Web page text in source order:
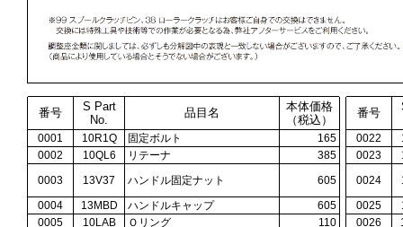
番号
S Part
No.
品目名
本体価格
（税込）
番号
0001 10R1Q 固定ボルト 165 0022
0002
10QL6 リテーナ 385 0023
0003
13V37 ハンドル固定ナット 605 0024
0004
13MBD ハンドルキャップ 605 0025
0005
10LAB Ｏリング 110 0026